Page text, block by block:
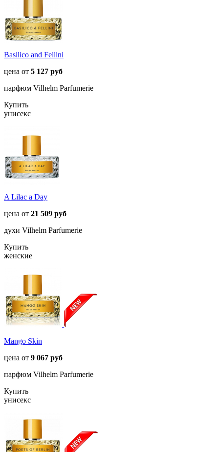
Basilico and Fellini
цена от 5 127 руб
парфюм Vilhelm Parfumerie
Купить
унисекс
A Lilac a Day
цена от 21 509 руб
духи Vilhelm Parfumerie
Купить
женские
Mango Skin
цена от 9 067 руб
парфюм Vilhelm Parfumerie
Купить
унисекс